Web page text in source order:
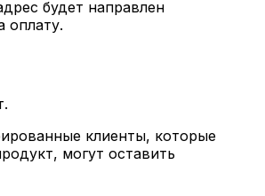
будет направлен
оплату.
клиенты, которые
могут оставить